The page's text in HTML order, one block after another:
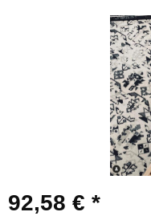
92,58 € *